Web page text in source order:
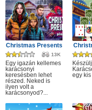
Christmas Presents
13K
Egy igazán kellemes
karácsonyi
keresésben lehet
részed. Neked is
ilyen volt a
karácsonyod?...
egy